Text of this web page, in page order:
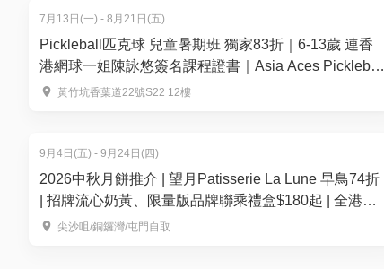
7月13日(一) - 8月21日(五)
Pickleball匹克球 兒童暑期班 獨家83折｜6-13歲 連香
港網球一姐陳詠悠簽名課程證書｜Asia Aces Pickleball
Academy【推廣碼減$100】
黃竹坑香葉道22號S22 12樓
9月4日(五) - 9月24日(四)
2026中秋月餅推介 | 望月Patisserie La Lune 早鳥74折
| 招牌流心奶黃、限量版品牌聯乘禮盒$180起 | 全港多
區便利換領
尖沙咀/銅鑼灣/屯門自取